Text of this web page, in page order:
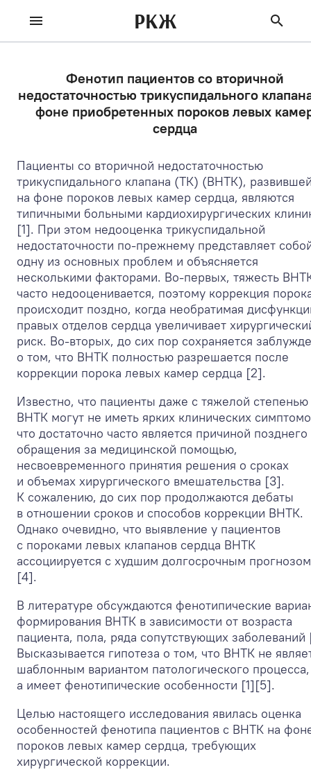
РКЖ
Фенотип пациентов со вторичной
недостаточностью трикуспидального
фоне приобретенных пороков левых
сердца
Пациенты со вторичной недостаточностью
трикуспидального клапана (ТК) (ВНТК),
на фоне пороков левых камер сердца, являются
типичными больными кардиохирургических
[1]. При этом недооценка трикуспидальной
недостаточности по-прежнему представляет
одну из основных проблем и объясняется
несколькими факторами. Во-первых, тяжесть
часто недооценивается, поэтому коррекция
происходит поздно, когда необратимая
правых отделов сердца увеличивает
риск. Во-вторых, до сих пор сохраняется
о том, что ВНТК полностью разрешается после
коррекции порока левых камер сердца [2].
Известно, что пациенты даже с тяжелой степенью
ВНТК могут не иметь ярких клинических
что достаточно часто является причиной позднего
обращения за медицинской помощью,
несвоевременного принятия решения о сроках
и объемах хирургического вмешательства [3].
К сожалению, до сих пор продолжаются дебаты
в отношении сроков и способов коррекции ВНТК.
Однако очевидно, что выявление у пациентов
с пороками левых клапанов сердца ВНТК
ассоциируется с худшим долгосрочным прогнозом
[4].
В литературе обсуждаются фенотипические
формирования ВНТК в зависимости от возраста
пациента, пола, ряда сопутствующих
Высказывается гипотеза о том, что ВНТК не
шаблонным вариантом патологического процесса,
а имеет фенотипические особенности [1][5].
Целью настоящего исследования явилась оценка
особенностей фенотипа пациентов с ВНТК на
пороков левых камер сердца, требующих
хирургической коррекции.